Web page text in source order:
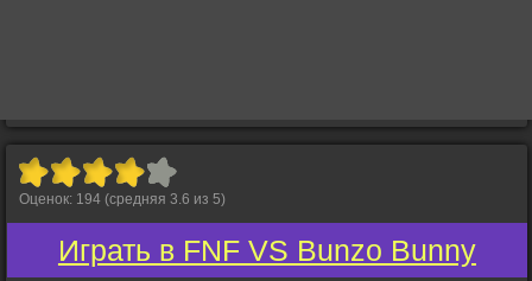
Оценок: 194 (средняя 3.6 из 5)
Играть в FNF VS Bunzo Bunny